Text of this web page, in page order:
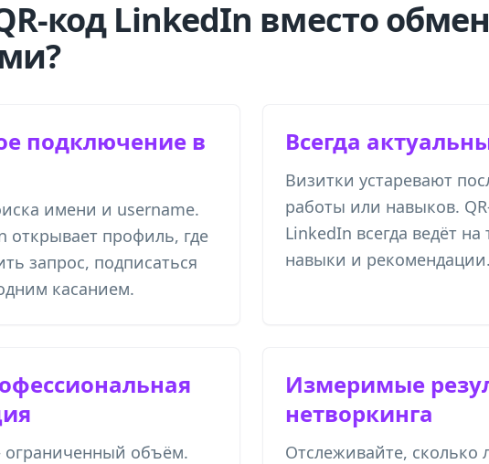
код LinkedIn вместо
подключение в
имени и username.
открывает профиль, где
запрос, подписаться
касанием.
Всегда
Визитки устаревают
работы или навыков.
LinkedIn всегда ведёт
навыки и рекомендации.
объём.
Измеримые
нетворкинга
Отслеживайте, сколько